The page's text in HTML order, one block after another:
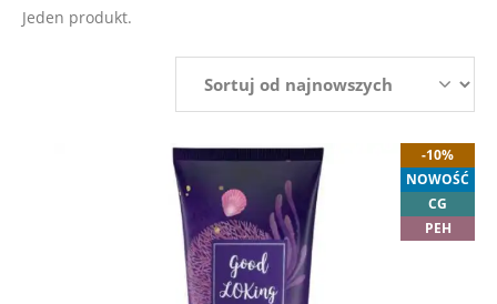
Jeden produkt.
-10%
NOWOŚĆ
CG
PEH